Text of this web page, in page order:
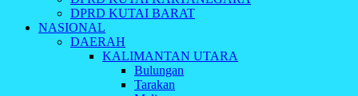
DPRD KUTAI BARAT
NASIONAL
DAERAH
KALIMANTAN UTARA
Bulungan
Tarakan